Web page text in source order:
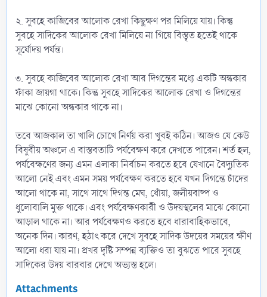
২. সুবহে কাজিবের আলোক রেখা কিছুক্ষণ পর মিলিয়ে যায়। কিন্তু
সুবহে সাদিকের আলোক রেখা মিলিয়ে না গিয়ে বিস্তৃত হতেই থাকে
সূর্যোদয় পর্যন্ত।
৩. সুবহে কাজিবের আলোক রেখা আর দিগন্তের মধ্যে একটি অন্ধকার
ফাঁকা জায়গা থাকে। কিন্তু সুবহে সাদিকের আলোক রেখা ও দিগন্তের
মাঝে কোনো অন্ধকার থাকে না।
তবে আজকাল তা খালি চোখে নির্ণয় করা খুবই কঠিন। আজও যে কেউ
বিষুবীয় অঞ্চলে এ বাস্তবতাটি পর্যবেক্ষণ করে দেখতে পারেন। শর্ত হল,
পর্যবেক্ষণের জন্য এমন এলাকা নির্বাচন করতে হবে যেখানে বৈদ্যুতিক
আলো নেই এবং এমন সময় পর্যবেক্ষণ করতে হবে যখন দিগন্তে চাঁদের
আলো থাকে না, সাথে সাথে দিগন্ত মেঘ, ধোঁয়া, জলীয়বাষ্প ও
ধুলোবালি মুক্ত থাকে। এবং পর্যবেক্ষণকারী ও উদয়স্থলের মাঝে কোনো
আড়াল থাকে না। আর পর্যবেক্ষণও করতে হবে ধারাবাহিকভাবে,
অনেক দিন। কারণ, হঠাৎ করে দেখে সুবহে সাদিক উদয়ের সময়ের ক্ষীণ
আলো ধরা যায় না। প্রখর দৃষ্টি সম্পন্ন ব্যক্তিও তা বুঝতে পারে সুবহে
সাদিকের উদয় বারবার দেখে অভ্যস্ত হলে।
Attachments